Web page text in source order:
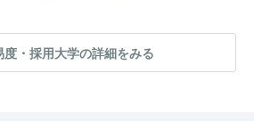
度・採用大学の詳細をみる